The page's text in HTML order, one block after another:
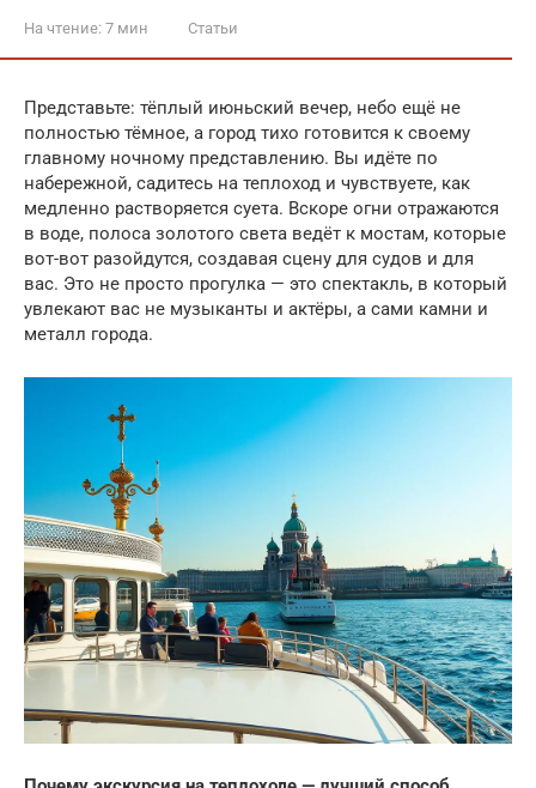
На чтение: 7 мин Статьи
Представьте: тёплый июньский вечер, небо ещё не
полностью тёмное, а город тихо готовится к своему
главному ночному представлению. Вы идёте по
набережной, садитесь на теплоход и чувствуете, как
медленно растворяется суета. Вскоре огни отражаются
в воде, полоса золотого света ведёт к мостам, которые
вот-вот разойдутся, создавая сцену для судов и для
вас. Это не просто прогулка — это спектакль, в который
увлекают вас не музыканты и актёры, а сами камни и
металл города.